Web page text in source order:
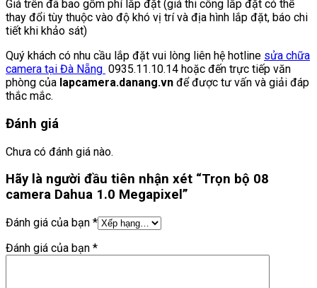
Giá trên đã bao gồm phí lắp đặt (giá thi công lắp đặt có thể
thay đổi tùy thuộc vào độ khó vị trí và địa hình lắp đặt, báo chi
tiết khi khảo sát)
Quý khách có nhu cầu lắp đặt vui lòng liên hệ hotline sửa chữa
camera tại Đà Nẵng 0935.11.10.14 hoặc đến trực tiếp văn
phòng của lapcamera.danang.vn để được tư vấn và giải đáp
thắc mắc.
Đánh giá
Chưa có đánh giá nào.
Hãy là người đầu tiên nhận xét “Trọn bộ 08
camera Dahua 1.0 Megapixel”
Đánh giá của bạn *
Đánh giá của bạn *